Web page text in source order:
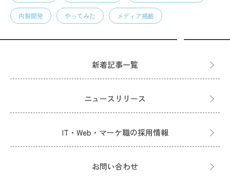
内製開発 やってみた メディア掲載
新着記事一覧
ニュースリリース
IT・Web・マーケ職の採用情報
お問い合わせ